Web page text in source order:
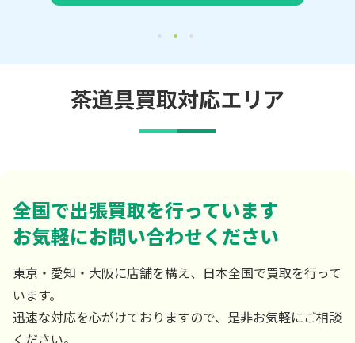
茶道具買取対応エリア
全国で出張買取を行っています
お気軽にお問い合わせください
東京・愛知・大阪に店舗を構え、日本全国で買取を行って
います。
迅速な対応を心がけておりますので、是非お気軽にご相談